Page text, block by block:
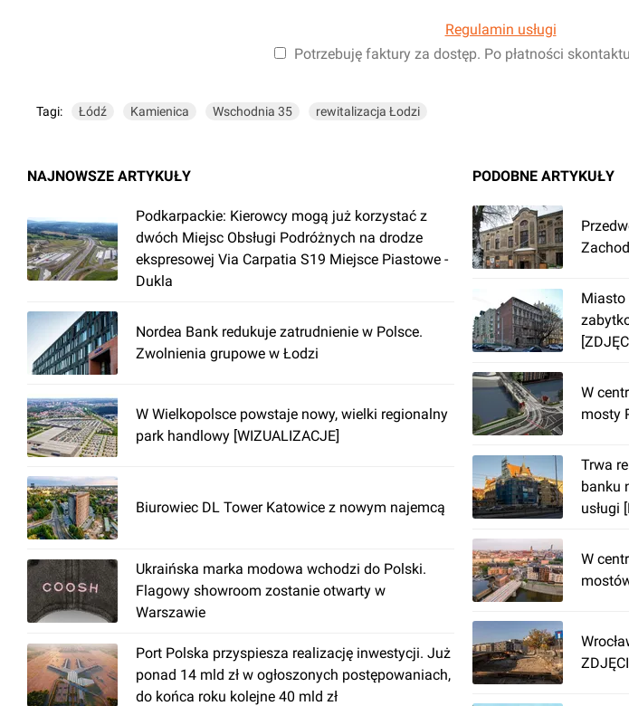
Regulamin usługi
Potrzebuję faktury za dostęp. Po płatności
Tagi: Łódź Kamienica Wschodnia 35 rewitalizacja Łodzi
NAJNOWSZE ARTYKUŁY
Podkarpackie: Kierowcy mogą już korzystać z
dwóch Miejsc Obsługi Podróżnych na drodze
ekspresowej Via Carpatia S19 Miejsce Piastowe -
Dukla
Nordea Bank redukuje zatrudnienie w Polsce.
Zwolnienia grupowe w Łodzi
W Wielkopolsce powstaje nowy, wielki regionalny
park handlowy [WIZUALIZACJE]
Biurowiec DL Tower Katowice z nowym najemcą
Ukraińska marka modowa wchodzi do Polski.
Flagowy showroom zostanie otwarty w
Warszawie
Port Polska przyspiesza realizację inwestycji. Już
ponad 14 mld zł w ogłoszonych postępowaniach,
do końca roku kolejne 40 mld zł
PODOBNE ARTYKUŁY
Miasto
W
mosty
Trwa
banku
usługi
W
Wrocław: Trwa